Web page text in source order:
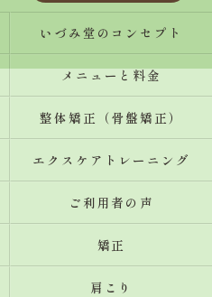
いづみ堂のコンセプト
メニューと料金
整体矯正（骨盤矯正）
エクスケアトレーニング
ご利用者の声
矯正
肩こり